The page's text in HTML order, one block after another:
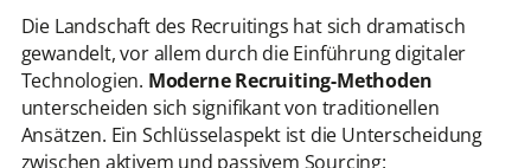
Die Landschaft des Recruitings hat sich dramatisch
gewandelt, vor allem durch die Einführung digitaler
Technologien. Moderne Recruiting-Methoden
unterscheiden sich signifikant von traditionellen
Ansätzen. Ein Schlüsselaspekt ist die Unterscheidung
zwischen aktivem und passivem Sourcing: